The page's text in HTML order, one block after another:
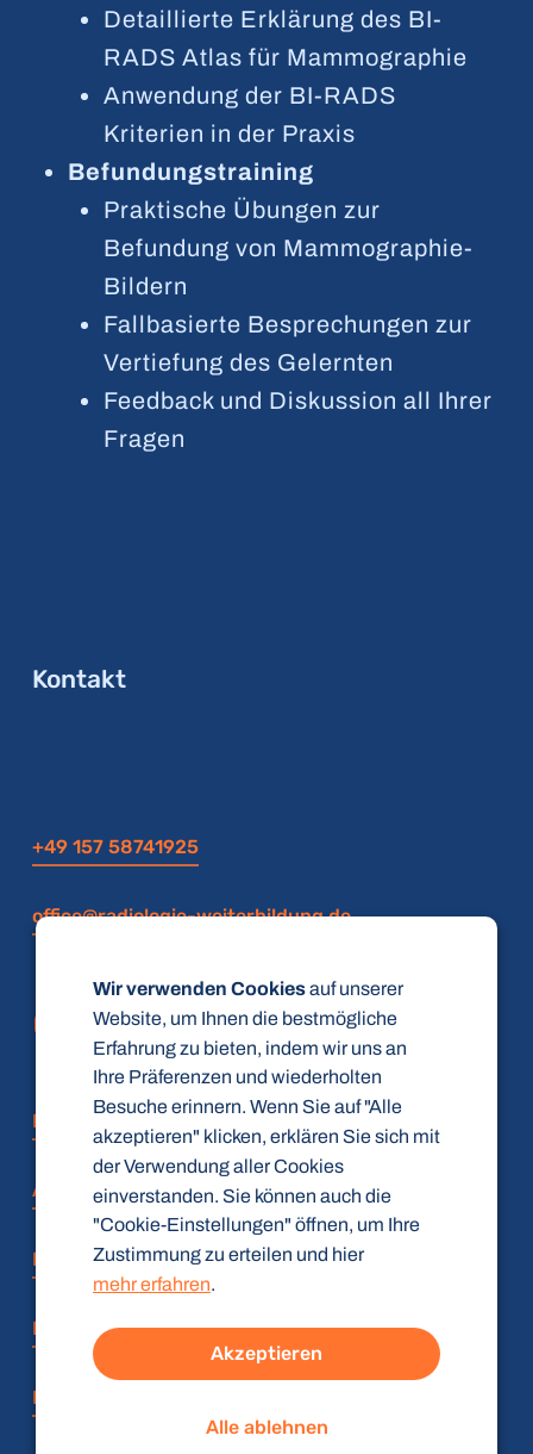
Detaillierte Erklärung des BI-
RADS Atlas für Mammographie
Anwendung der BI-RADS
Kriterien in der Praxis
Befundungstraining
Praktische Übungen zur
Befundung von Mammographie-
Bildern
Fallbasierte Besprechungen zur
Vertiefung des Gelernten
Feedback und Diskussion all Ihrer
Fragen
Kontakt
+49 157 58741925
office@radiologie-weiterbildung.de
FAQ
AGB
Datenschutz
Impressum
Barrierefreiheitserklärung
Wir verwenden Cookiesauf unserer
Website, um Ihnen die bestmögliche
Erfahrung zu bieten, indem wir uns an
Ihre Präferenzen und wiederholten
Besuche erinnern. Wenn Sie auf "Alle
akzeptieren" klicken, erklären Sie sich mit
der Verwendung aller Cookies
einverstanden. Sie können auch die
"Cookie-Einstellungen" öffnen, um Ihre
Zustimmung zu erteilen und hier
mehr erfahren.
Akzeptieren
Alle ablehnen